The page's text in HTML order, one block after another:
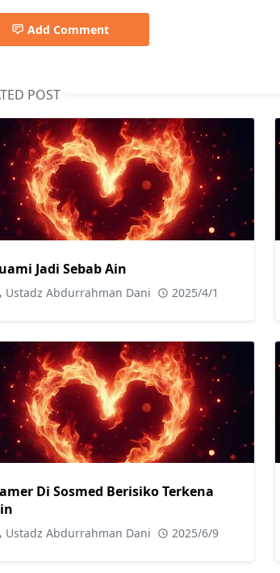
Add Comment
POST
Jadi Sebab Ain
Ustadz Abdurrahman Dani 2025/4/1
Di Sosmed Berisiko Terkena
Ustadz Abdurrahman Dani 2025/6/9